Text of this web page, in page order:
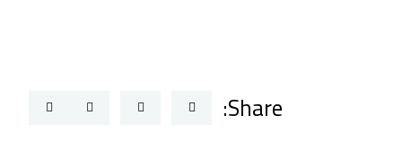
Share: